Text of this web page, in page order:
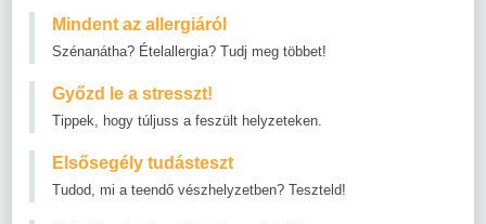
Mindent az allergiáról
Szénanátha? Ételallergia? Tudj meg többet!
Győzd le a stresszt!
Tippek, hogy túljuss a feszült helyzeteken.
Elsősegély tudásteszt
Tudod, mi a teendő vészhelyzetben? Teszteld!